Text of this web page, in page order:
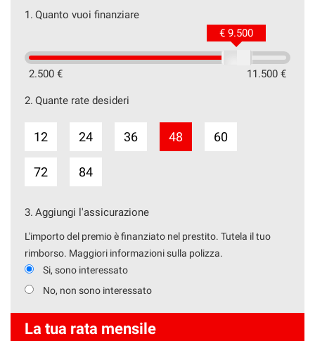
1. Quanto vuoi finanziare
2.500 € 11.500 €
€ 9.500
2. Quante rate desideri
12 24 36 48 60
72 84
3. Aggiungi l'assicurazione
L'importo del premio è finanziato nel prestito. Tutela il tuo
rimborso. Maggiori informazioni sulla polizza.
Si, sono interessato
No, non sono interessato
La tua rata mensile